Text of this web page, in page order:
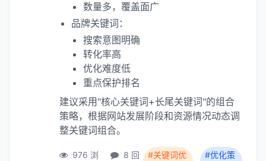
数量多，覆盖面广
品牌关键词：
搜索意图明确
转化率高
优化难度低
重点保护排名
建议采用"核心关键词+长尾关键词"的组合
策略，根据网站发展阶段和资源情况动态调
整关键词组合。
976 浏
8 回
#关键词优
#优化策